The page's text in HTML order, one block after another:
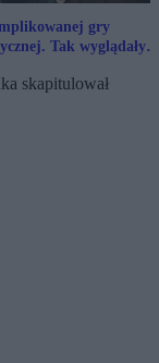
gry
Tak wyglądały
skapitulował